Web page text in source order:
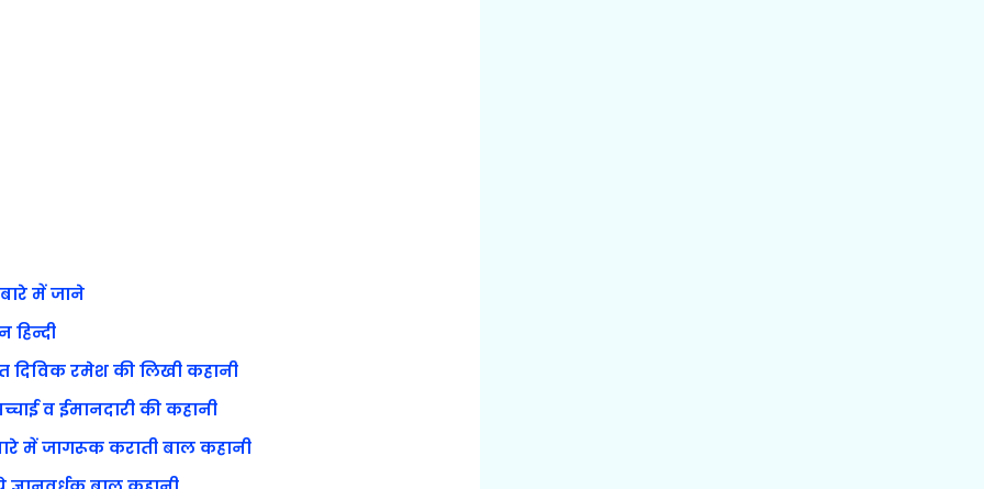
में जाने
हिन्दी
दिविक रमेश की लिखी कहानी
व ईमानदारी की कहानी
में जागरूक कराती बाल कहानी